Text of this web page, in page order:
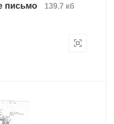
письмо 139.7 кб